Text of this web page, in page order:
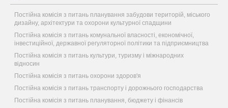
Постійна комісія з питань планування забудови територій, міського
дизайну, архітектури та охорони культурної спадщини
Постійна комісія з питань комунальної власності, економічної,
інвестиційної, державної регуляторної політики та підприємництва
Постійна комісія з питань культури, туризму і міжнародних
відносин
Постійна комісія з питань охорони здоров'я
Постійна комісія з питань транспорту і дорожнього господарства
Постійна комісія з питань планування, бюджету і фінансів